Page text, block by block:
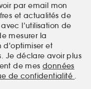
par email mon
et actualités de
l’utilisation de
mesurer la
d'optimiser et
Je déclare avoir plus
de mes données
de confidentialité .